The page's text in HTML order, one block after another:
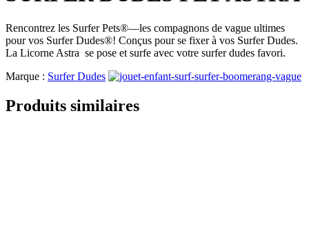
Rencontrez les Surfer Pets®—les compagnons de vague ultimes
pour vos Surfer Dudes®! Conçus pour se fixer à vos Surfer Dudes.
La Licorne Astra se pose et surfe avec votre surfer dudes favori.
Marque : Surfer Dudes
Produits similaires